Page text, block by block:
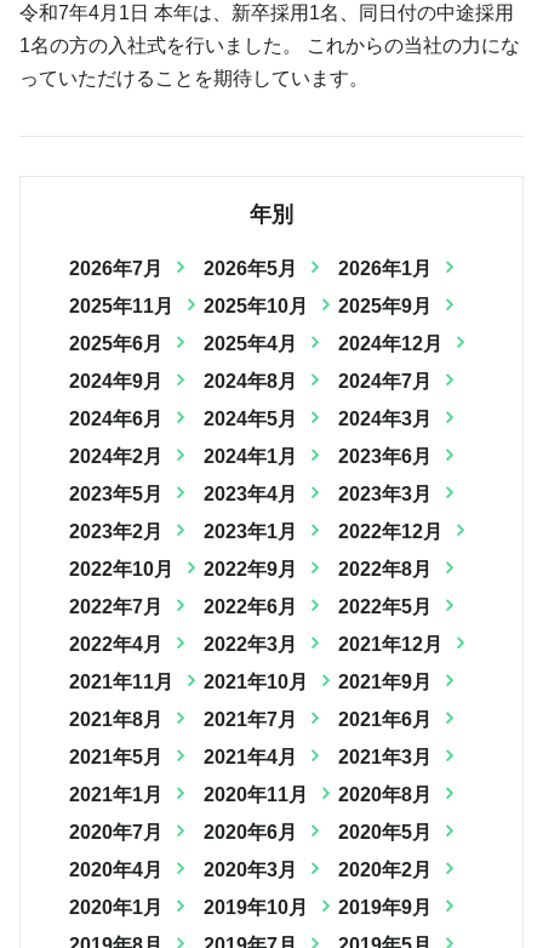
令和7年4月1日 本年は、新卒採用1名、同日付の中途採用
1名の方の入社式を行いました。 これからの当社の力にな
っていただけることを期待しています。
年別
2026年7月 2026年5月
2026年1月
2025年11月
2025年10月
2025年9月
2025年6月
2025年4月
2024年12月
2024年9月
2024年8月
2024年7月
2024年6月
2024年5月
2024年3月
2024年2月
2024年1月
2023年6月
2023年5月
2023年4月
2023年3月
2023年2月
2023年1月
2022年12月
2022年10月
2022年9月
2022年8月
2022年7月
2022年6月
2022年5月
2022年4月
2022年3月
2021年12月
2021年11月
2021年10月
2021年9月
2021年8月
2021年7月
2021年6月
2021年5月
2021年4月
2021年3月
2021年1月
2020年11月
2020年8月
2020年7月
2020年6月
2020年5月
2020年4月
2020年3月
2020年2月
2020年1月
2019年10月
2019年9月